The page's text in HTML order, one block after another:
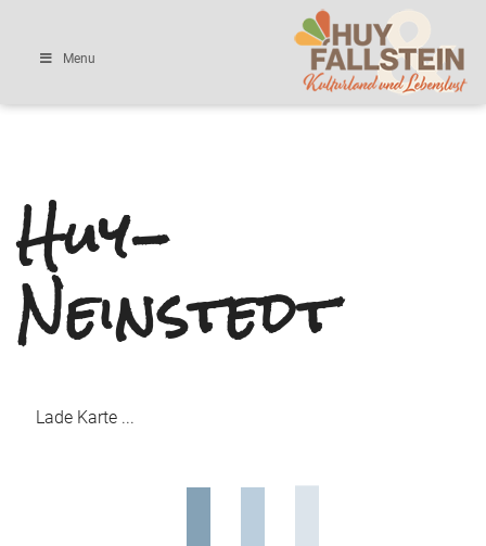
Menu
Huy-
Neinstedt
Lade Karte ...